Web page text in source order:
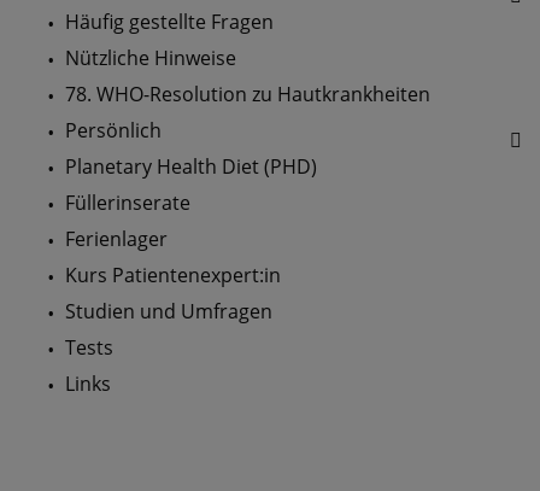
Häufig gestellte Fragen
Nützliche Hinweise
78. WHO-Resolution zu Hautkrankheiten
Persönlich
Planetary Health Diet (PHD)
Füllerinserate
Ferienlager
Kurs Patientenexpert:in
Studien und Umfragen
Tests
Links